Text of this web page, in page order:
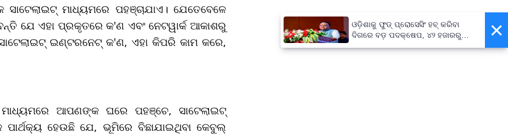
ମାଧ୍ୟମରେ ପହଞ୍ଚାଯାଏ। ଯେତେବେଳେ
ଯେ ଏହା ପ୍ରକୃତରେ କ'ଣ ଏବଂ ନେଟୱାର୍କ ଆକାଶରୁ
ଇଣ୍ଟରନେଟ୍ କ'ଣ, ଏହା କିପରି କାମ କରେ,
ଆପଣଙ୍କ ଘରେ ପହଞ୍ଚେ, ସାଟେଲାଇଟ୍
ହେଉଛି ଯେ, ଭୂମିରେ ବିଛାଯାଇଥିବା କେବୁଲ୍
×
ଓଡ଼ିଶାକୁ ଫୁଡ୍ ପ୍ରୋସେସିଂ ହବ୍ କରିବା
ଦିଗରେ ବଡ଼ ପଦକ୍ଷେପ, ୪୨ ହଜାରରୁ